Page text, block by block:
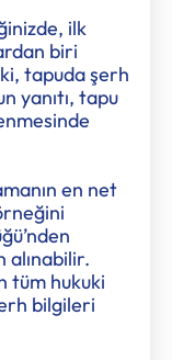
ilk
biri
tapuda şerh
yanıtı, tapu
en net
alınabilir.
tüm hukuki
bilgileri